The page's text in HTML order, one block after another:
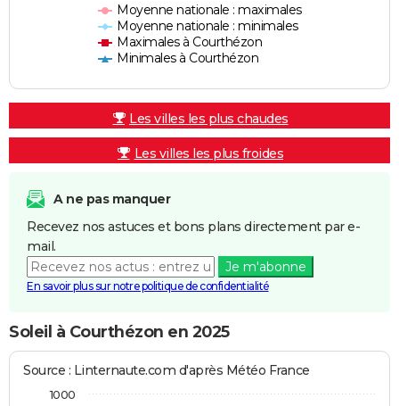
Moyenne nationale : maximales
Moyenne nationale : minimales
Maximales à Courthézon
Minimales à Courthézon
Les villes les plus chaudes
Les villes les plus froides
A ne pas manquer
Recevez nos astuces et bons plans directement par e-
mail.
Je m'abonne
En savoir plus sur notre politique de confidentialité
Soleil à Courthézon en 2025
Source : Linternaute.com d'après Météo France
1000